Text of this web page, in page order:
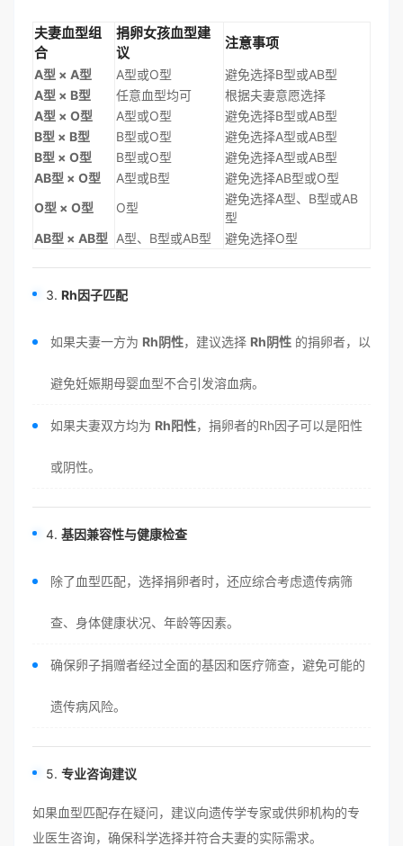
夫妻血型组
合
捐卵女孩血型建
议
注意事项
A型 × A型 A型或O型
避免选择B型或AB型
A型 × B型
任意血型均可
根据夫妻意愿选择
A型 × O型
A型或O型
避免选择B型或AB型
B型 × B型
B型或O型
避免选择A型或AB型
B型 × O型
B型或O型
避免选择A型或AB型
AB型 × O型
A型或B型
避免选择AB型或O型
O型 × O型
O型
避免选择A型、B型或AB
型
AB型 × AB型
A型、B型或AB型 避免选择O型
3. Rh因子匹配
如果夫妻一方为 Rh阴性，建议选择 Rh阴性 的捐卵者，以
避免妊娠期母婴血型不合引发溶血病。
如果夫妻双方均为 Rh阳性，捐卵者的Rh因子可以是阳性
或阴性。
4. 基因兼容性与健康检查
除了血型匹配，选择捐卵者时，还应综合考虑遗传病筛
查、身体健康状况、年龄等因素。
确保卵子捐赠者经过全面的基因和医疗筛查，避免可能的
遗传病风险。
5. 专业咨询建议
如果血型匹配存在疑问，建议向遗传学专家或供卵机构的专
业医生咨询，确保科学选择并符合夫妻的实际需求。